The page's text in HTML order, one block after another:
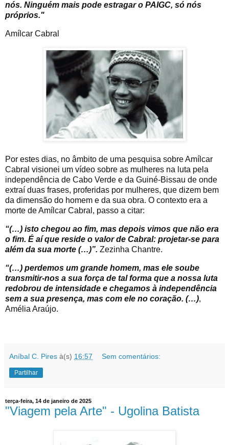
nós. Ninguém mais pode estragar o PAIGC, só nós
próprios."
Amílcar Cabral
Por estes dias, no âmbito de uma pesquisa sobre Amílcar
Cabral visionei um vídeo sobre as mulheres na luta pela
independência de Cabo Verde e da Guiné-Bissau de onde
extraí duas frases, proferidas por mulheres, que dizem bem
da dimensão do homem e da sua obra. O contexto era a
morte de Amílcar Cabral, passo a citar:
“(…) isto chegou ao fim, mas depois vimos que não era
o fim. É aí que reside o valor de Cabral: projetar-se para
além da sua morte (…)”. Zezinha Chantre.
“(…) perdemos um grande homem, mas ele soube
transmitir-nos a sua força de tal forma que a nossa luta
redobrou de intensidade e chegamos à independência
sem a sua presença, mas com ele no coração. (…),
Amélia Araújo.
Aníbal C. Pires à(s) 16:57 Sem comentários:
Partilhar
terça-feira, 14 de janeiro de 2025
"Viagem pela Arte" - Ugolina Batista